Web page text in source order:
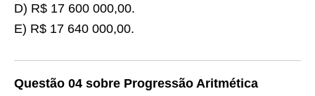
D) R$ 17 600 000,00.
E) R$ 17 640 000,00.
Questão 04 sobre Progressão Aritmética